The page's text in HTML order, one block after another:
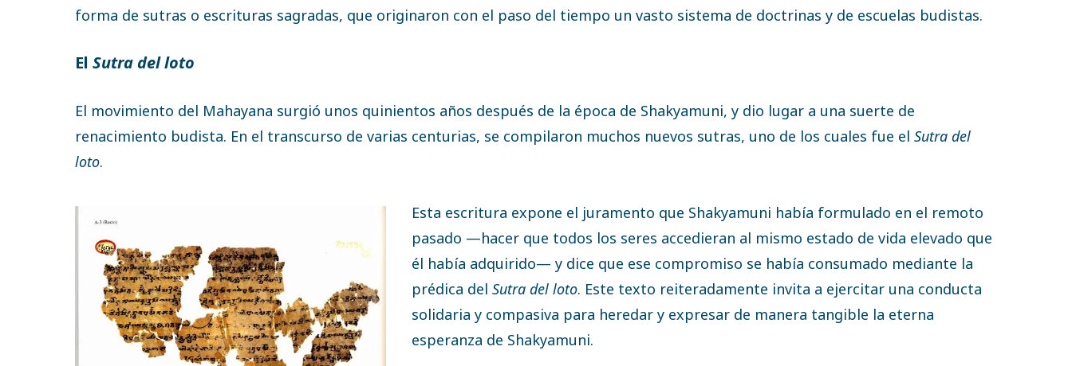
forma de sutras o escrituras sagradas, que originaron con el paso del tiempo un vasto sistema de doctrinas y de escuelas budistas.
ElSutra del loto
El movimiento del Mahayana surgió unos quinientos años después de la época de Shakyamuni, y dio lugar a una suerte de
renacimiento budista. En el transcurso de varias centurias, se compilaron muchos nuevos sutras, uno de los cuales fue elSutra del
loto.
Esta escritura expone el juramento que Shakyamuni había formulado en el remoto
pasado —hacer que todos los seres accedieran al mismo estado de vida elevado que
él había adquirido— y dice que ese compromiso se había consumado mediante la
prédica delSutra del loto. Este texto reiteradamente invita a ejercitar una conducta
solidaria y compasiva para heredar y expresar de manera tangible la eterna
esperanza de Shakyamuni.